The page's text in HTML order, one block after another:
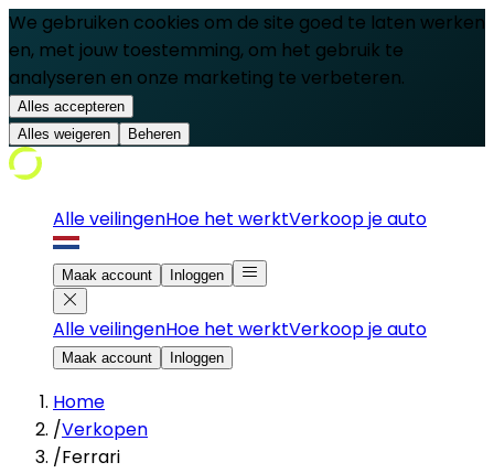
We gebruiken cookies om de site goed te laten werken
en, met jouw toestemming, om het gebruik te
analyseren en onze marketing te verbeteren.
Alles accepteren
Alles weigeren
Beheren
Alle veilingenHoe het werktVerkoop je auto
Maak account Inloggen
Alle veilingenHoe het werktVerkoop je auto
Maak account Inloggen
Home
/Verkopen
/Ferrari